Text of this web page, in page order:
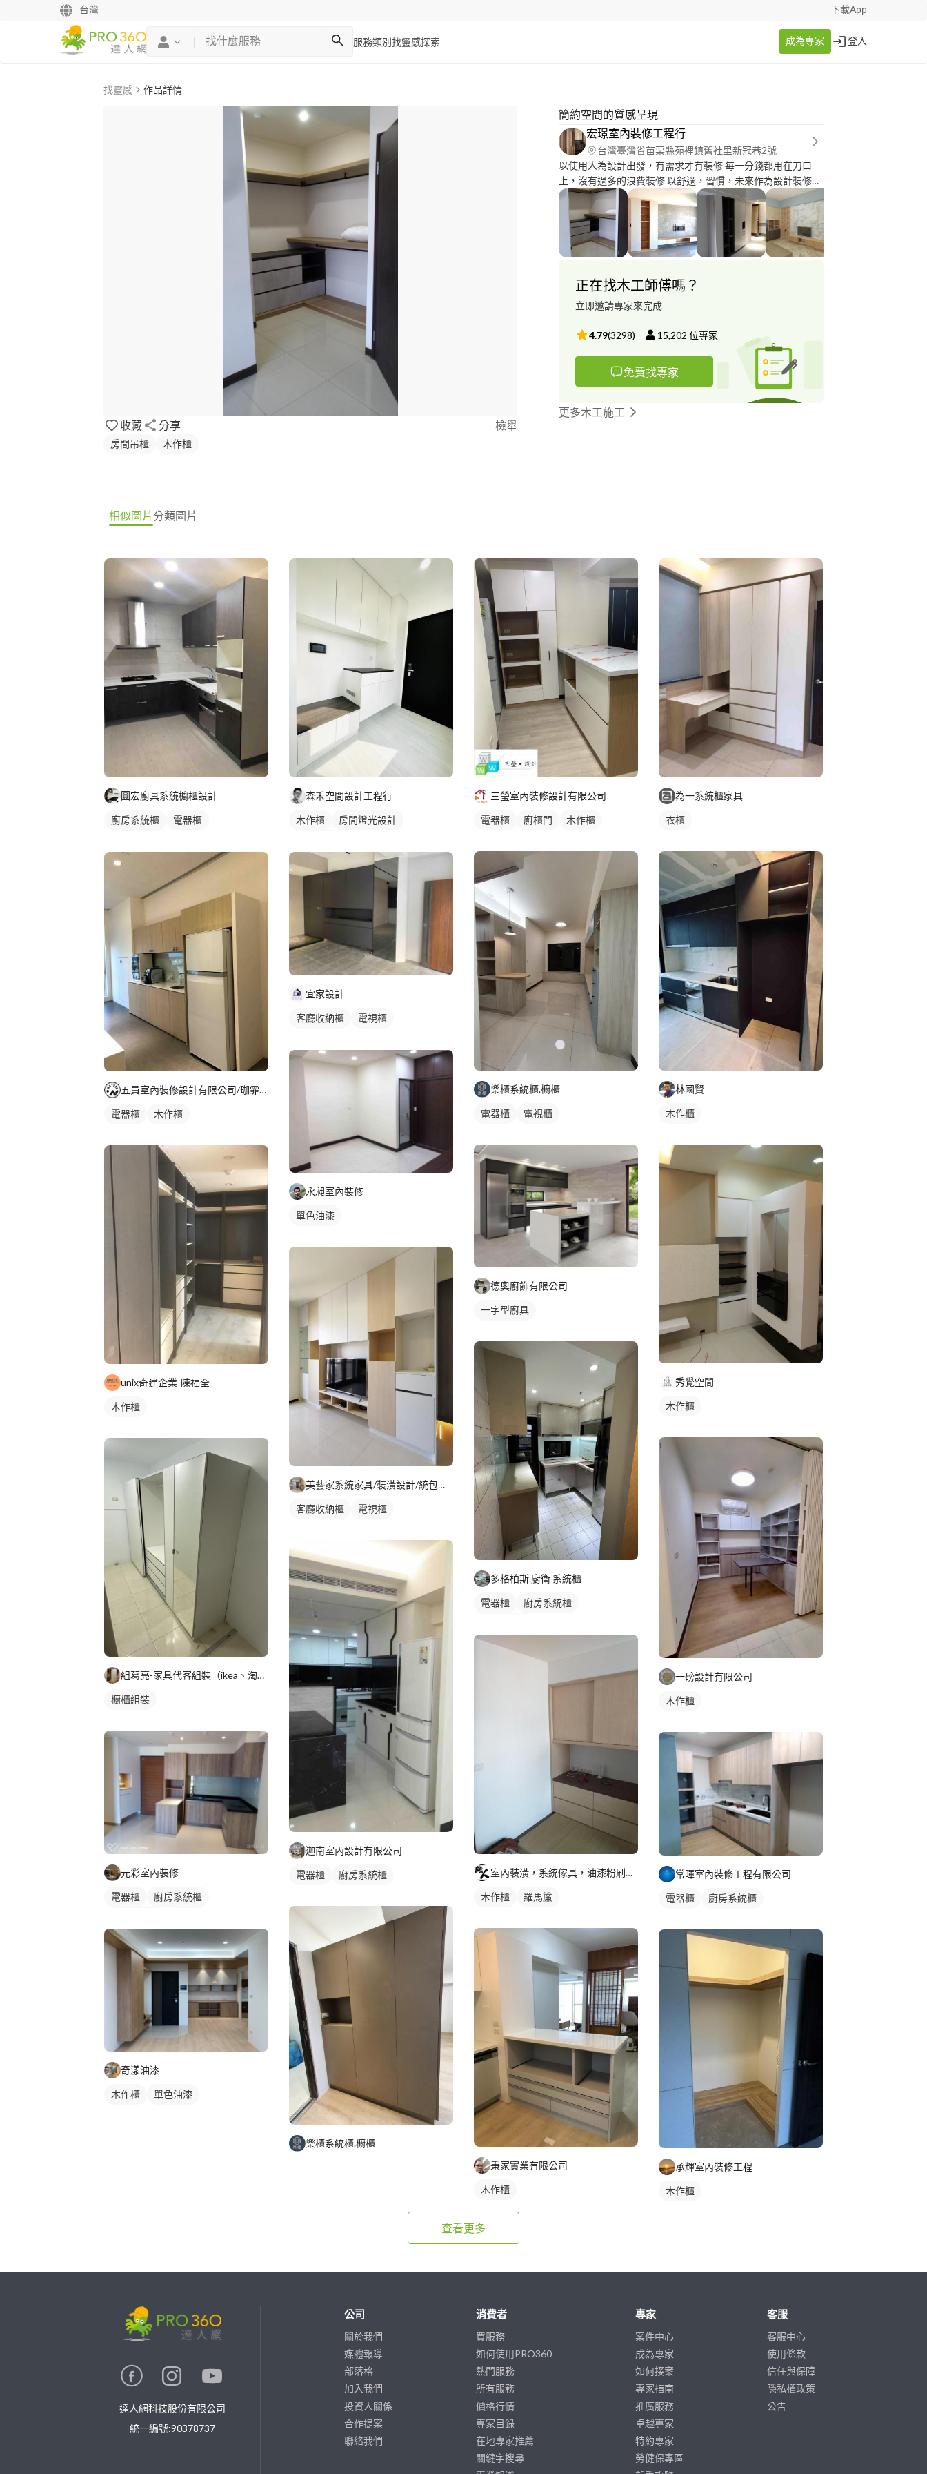
台灣 下載App
服務類別 找靈感探索 成為專家 登入
找靈感 作品詳情
收藏 分享 檢舉
房間吊櫃 木作櫃
簡約空間的質感呈現
宏璟室內裝修工程行
台灣臺灣省苗栗縣苑裡鎮舊社里新冠巷2號
以使用人為設計出發，有需求才有裝修 每一分錢都用在刀口
上，沒有過多的浪費裝修 以舒適，習慣，未來作為設計裝修的
思考方向 室內設計-裝修工程，木工、系統櫃設計施工工程，
客製木工櫃，實木造型櫃，中部苗栗，臺中為主要接案範圍 歡
迎LINE洽詢，@*********
正在找木工師傅嗎？
立即邀請專家來完成
4.79(3298) 15,202 位專家
免費找專家
更多木工施工
相似圖片分類圖片
圓宏廚具系統櫥櫃設計
廚房系統櫃
電器櫃
五員室內裝修設計有限公司/珈霏工程行
電器櫃 木作櫃
unix奇建企業-陳福全
木作櫃
組葛亮-家具代客組裝（ikea、淘寶）
櫥櫃組裝
元彩室內裝修
電器櫃
廚房系統櫃
奇漾油漆
木作櫃 單色油漆
森禾空間設計工程行
木作櫃
房間燈光設計
宜家設計
客廳收納櫃
電視櫃
永昶室內裝修
單色油漆
美藝家系統家具/裝潢設計/統包服務
客廳收納櫃 電視櫃
迦南室內設計有限公司
電器櫃 廚房系統櫃
樂櫃系統櫃.櫥櫃
三瑩室內裝修設計有限公司
電器櫃 廚櫃門 木作櫃
樂櫃系統櫃.櫥櫃
電器櫃 電視櫃
德奧廚飾有限公司
一字型廚具
多格柏斯 廚衛 系統櫃
電器櫃
廚房系統櫃
室內裝潢，系統傢具，油漆粉刷，舊屋翻新
木作櫃 羅馬簾
秉家實業有限公司
木作櫃
為一系統櫃家具
衣櫃
林國賢
木作櫃
秀覺空間
木作櫃
一磅設計有限公司
木作櫃
常暉室內裝修工程有限公司
電器櫃 廚房系統櫃
承輝室內裝修工程
木作櫃
查看更多
達人網科技股份有限公司
統一編號:90378737
公司
關於我們
媒體報導
部落格
加入我們
投資人關係
合作提案
聯絡我們
消費者
買服務
如何使用PRO360
熱門服務
所有服務
價格行情
專家目錄
在地專家推薦
關鍵字搜尋
專家
案件中心
成為專家
如何接案
專家指南
推廣服務
卓越專家
特約專家
勞健保專區
客服
客服中心
使用條款
信任與保障
隱私權政策
公告